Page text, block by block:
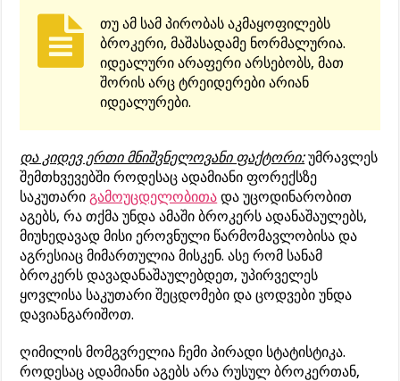
თუ ამ სამ პირობას აკმაყოფილებს
ბროკერი, მაშასადამე ნორმალურია.
იდეალური არაფერი არსებობს, მათ
შორის არც ტრეიდერები არიან
იდეალურები.
და კიდევ ერთი მნიშვნელოვანი ფაქტორი:უმრავლეს
შემთხვევებში როდესაც ადამიანი ფორექსზე
საკუთარიგამოუცდელობითა და უცოდინარობით
აგებს, რა თქმა უნდა ამაში ბროკერს ადანაშაულებს,
მიუხედავად მისი ეროვნული წარმომავლობისა და
აგრესიაც მიმართულია მისკენ. ასე რომ სანამ
ბროკერს დავადანაშაულებდეთ, უპირველეს
ყოვლისა საკუთარი შეცდომები და ცოდვები უნდა
დავიანგარიშოთ.
ღიმილის მომგვრელია ჩემი პირადი სტატისტიკა.
როდესაც ადამიანი აგებს არა რუსულ ბროკერთან,